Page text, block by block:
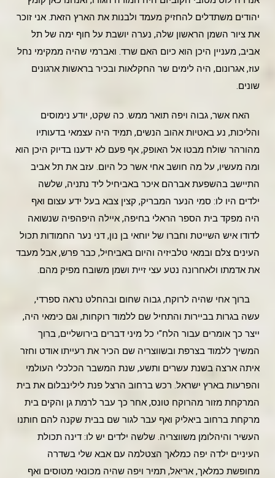
יהודים משתדלים להחזיק מעמד ולבנות את הארץ הזאת. אני זוכר
את ציור השמן הראשון שלה, נערה יושבת על חוף ימה של תל
אביב, מעניין היכן הוא כיום האם שרד. ואברמי שהיה ממקימי נחל
עוז, אגרונום, היה לימים שר החקלאות ובכיר בראשות ארגונים
שונים.
האח אשר, גבוה ויפה תואר ממש. כה שקט, יודע נימוסים
והליכות, נע באטיות אהוב הנשים, תמיד היה עצמאי בדעותיו
מהורהר שולח מבטו אל האופק, אף פעם לא ידענו בדיוק היכן הוא
ומה מעשיו, על מה חושב אחי אשר כל היום. עזב את תל אביב
התיישב בהשפעת אברהם איכר באביחיל ליד נתניה, שלשה
ילדים היו לו: סמי הנער המבריק, קצין צבא בעל ידע עצום ואף
היה מפקד בית הספר הראלי בחיפה, איילה היפהפיה שנשואה
לדודו איש השייטת וחברו של יוחאי בן נון, דני נער החמודות תכול
העינים צלם ובמאי טלביזיה והיום באביחיל, כבר פרש, אבל מעבד
את אדמתו ולאחרונה נטע עצי זיית ושמן משובח מפיק מהם.
ברוך אחי שהיה לרוקח, גבוה שחום ובהחלט נראה ספרדי,
עשה בגרות בביירות והתחיל שם ללמוד רוקחות, וגם כימאי היה,
ייצר כך אומרים עבור הלח"י כל מיני דברים בירושליים, ברוך
המשיך ללמוד בצרפת ובשווצריה שם הכיר את רעייתו אודט וחזר
איתה ארצה בשנת עשרים ותשע, שנת המשבר הכלכלי העולמי
והפרעות בארץ ישראל. רכש ברחוב הרצל פנת לילינבלום את בית
המרקחת מזור מהרוקח טונס, אחר כך עבר לרמת גן והקים בית
מרקחת ברחוב ביאליק ואף עבר לגור שם בבית שקנה להם חותנו
העשיר והיהלומן משווצריה. שלשה ילדים יש לו: דינה תכולת
העיניים ילדה יפה כמלאך הצטלמה עם אבא שלי בשדרה
מחופשת כמלאך, אריאל, תמיר ויפה שהיה מכונאי מטוסים ואף